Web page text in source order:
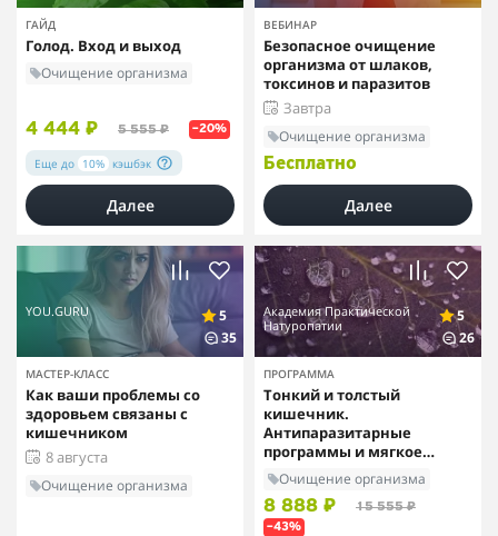
ГАЙД
Голод. Вход и выход
Очищение организма
4 444 ₽ 5 555 ₽ –20%
Еще до 10% кэшбэк
Далее
ВЕБИНАР
Безопасное очищение
организма от шлаков,
токсинов и паразитов
Завтра
Очищение организма
Бесплатно
Далее
YOU.GURU
5
35
МАСТЕР-КЛАСС
Как ваши проблемы со
здоровьем связаны с
кишечником
8 августа
Очищение организма
Академия Практической
Натуропатии
5
26
ПРОГРАММА
Тонкий и толстый
кишечник.
Антипаразитарные
программы и мягкое
очищение кишечника
Очищение организма
8 888 ₽ 15 555 ₽
–43%